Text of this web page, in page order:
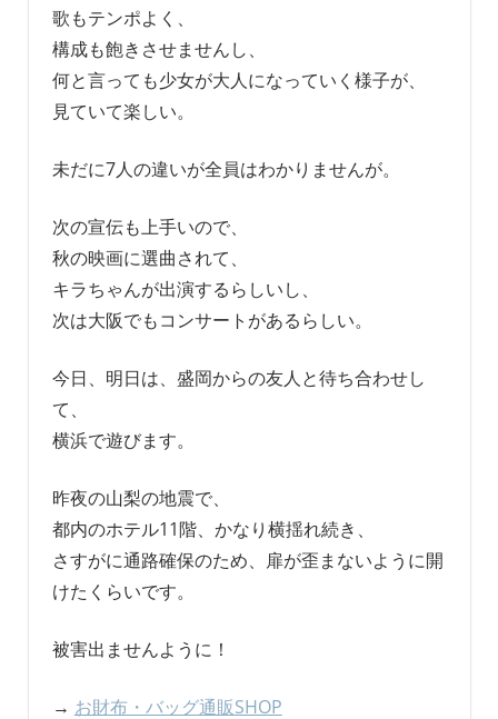
歌もテンポよく、
構成も飽きさせませんし、
何と言っても少女が大人になっていく様子が、
見ていて楽しい。
未だに7人の違いが全員はわかりませんが。
次の宣伝も上手いので、
秋の映画に選曲されて、
キラちゃんが出演するらしいし、
次は大阪でもコンサートがあるらしい。
今日、明日は、盛岡からの友人と待ち合わせし
て、
横浜で遊びます。
昨夜の山梨の地震で、
都内のホテル11階、かなり横揺れ続き、
さすがに通路確保のため、扉が歪まないように開
けたくらいです。
被害出ませんように！
→ お財布・バッグ通販SHOP